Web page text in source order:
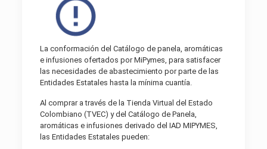
La conformación del Catálogo de panela, aromáticas
e infusiones ofertados por MiPymes, para satisfacer
las necesidades de abastecimiento por parte de las
Entidades Estatales hasta la mínima cuantía.
​Al comprar a través de la Tienda Virtual del Estado
Colombiano (TVEC) y del Catálogo de Panela,
aromáticas e infusiones derivado del IAD MIPYMES,
las Entidades Estatales pueden: